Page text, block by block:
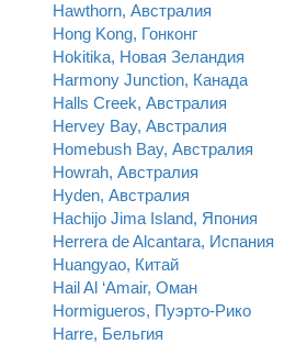
Hawthorn, Австралия
Hong Kong, Гонконг
Hokitika, Новая Зеландия
Harmony Junction, Канада
Halls Creek, Австралия
Hervey Bay, Австралия
Homebush Bay, Австралия
Howrah, Австралия
Hyden, Австралия
Hachijo Jima Island, Япония
Herrera de Alcantara, Испания
Huangyao, Китай
Hail Al ‘Amair, Оман
Hormigueros, Пуэрто-Рико
Harre, Бельгия